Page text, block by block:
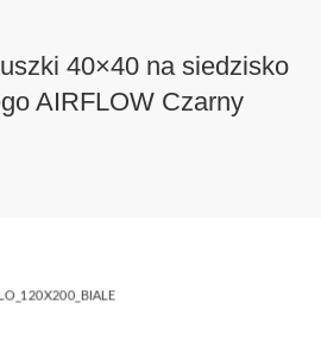
40×40 na siedzisko
AIRFLOW Czarny